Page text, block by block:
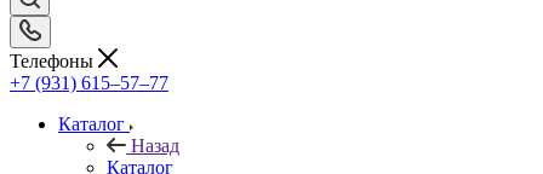
Телефоны
+7 (931) 615‒57‒77
Каталог
Назад
Каталог